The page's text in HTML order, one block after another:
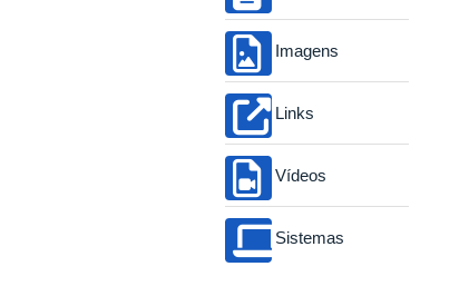
Imagens
Links
Vídeos
Sistemas